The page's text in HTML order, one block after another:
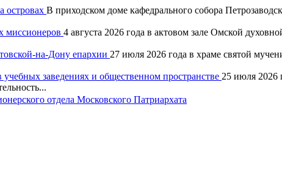
островах В приходском доме кафедрального собора
миссионеров 4 августа 2026 года в актовом зале Омской
на-Дону епархии 27 июля 2026 года в храме святой
заведениях и общественном пространстве 25 июля 2026
отдела Московского Патриархата